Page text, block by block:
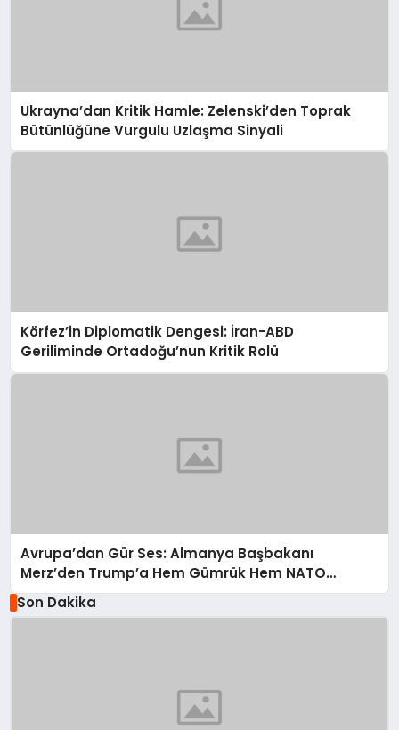
Ukrayna’dan Kritik Hamle: Zelenski’den Toprak
Bütünlüğüne Vurgulu Uzlaşma Sinyali
Körfez’in Diplomatik Dengesi: İran-ABD
Geriliminde Ortadoğu’nun Kritik Rolü
Avrupa’dan Gür Ses: Almanya Başbakanı
Merz’den Trump’a Hem Gümrük Hem NATO
Uyarısı!
Son Dakika